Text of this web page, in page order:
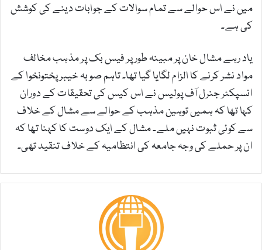
میں نے اس حوالے سے تمام سوالات کے جوابات دینے کی کوشش
کی ہے۔
یاد رہے مشال خان پر مبینہ طور پر فیس بک پر مذہب مخالف
مواد نشر کرنے کا الزام لگایا گیا تھا۔ تاہم صوبہ خیبرپختونخوا کے
انسپکٹر جنرل آف پولیس نے اس کیس کی تحقیقات کے دوران
کہا تھا کہ ہمیں توہین مذہب کے حوالے سے مشال کے خلاف
سے کوئی ثبوت نہیں ملے۔ مشال کے ایک دوست کا کہنا تھا کہ
ان پر حملے کی وجہ جامعہ کی انتظامیہ کے خلاف تنقید تھی۔